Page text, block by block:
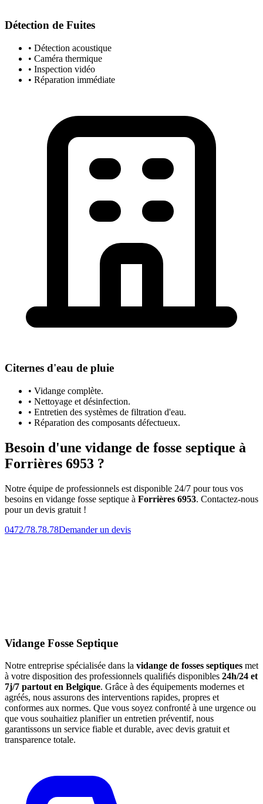
Détection de Fuites
• Détection acoustique
• Caméra thermique
• Inspection vidéo
• Réparation immédiate
Citernes d'eau de pluie
• Vidange complète.
• Nettoyage et désinfection.
• Entretien des systèmes de filtration d'eau.
• Réparation des composants défectueux.
Besoin d'une vidange de fosse septique à
Forrières 6953 ?
Notre équipe de professionnels est disponible 24/7 pour tous vos
besoins en vidange fosse septique à Forrières 6953. Contactez-nous
pour un devis gratuit !
0472/78.78.78Demander un devis
Vidange Fosse Septique
Notre entreprise spécialisée dans la vidange de fosses septiques met
à votre disposition des professionnels qualifiés disponibles 24h/24 et
7j/7 partout en Belgique. Grâce à des équipements modernes et
agréés, nous assurons des interventions rapides, propres et
conformes aux normes. Que vous soyez confronté à une urgence ou
que vous souhaitiez planifier un entretien préventif, nous
garantissons un service fiable et durable, avec devis gratuit et
transparence totale.